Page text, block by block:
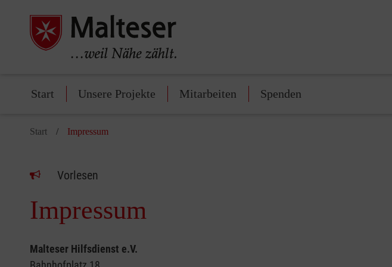
Start Unsere Projekte Mitarbeiten Spenden
Start Impressum
Vorlesen
Impressum
Malteser Hilfsdienst e.V.